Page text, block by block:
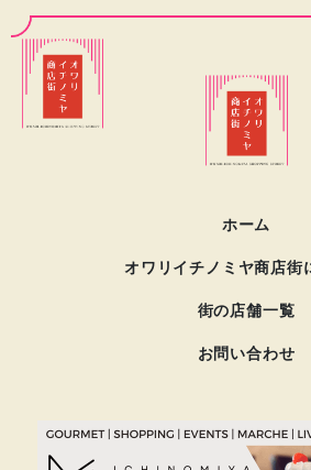
ホーム
オワリイチノミヤ商店街
街の店舗一覧
お問い合わせ